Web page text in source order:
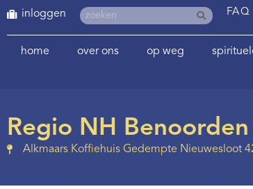
inloggen FAQ
home over ons op weg
Regio NH
Alkmaars Koffiehuis Gedempte Nieuwesloot